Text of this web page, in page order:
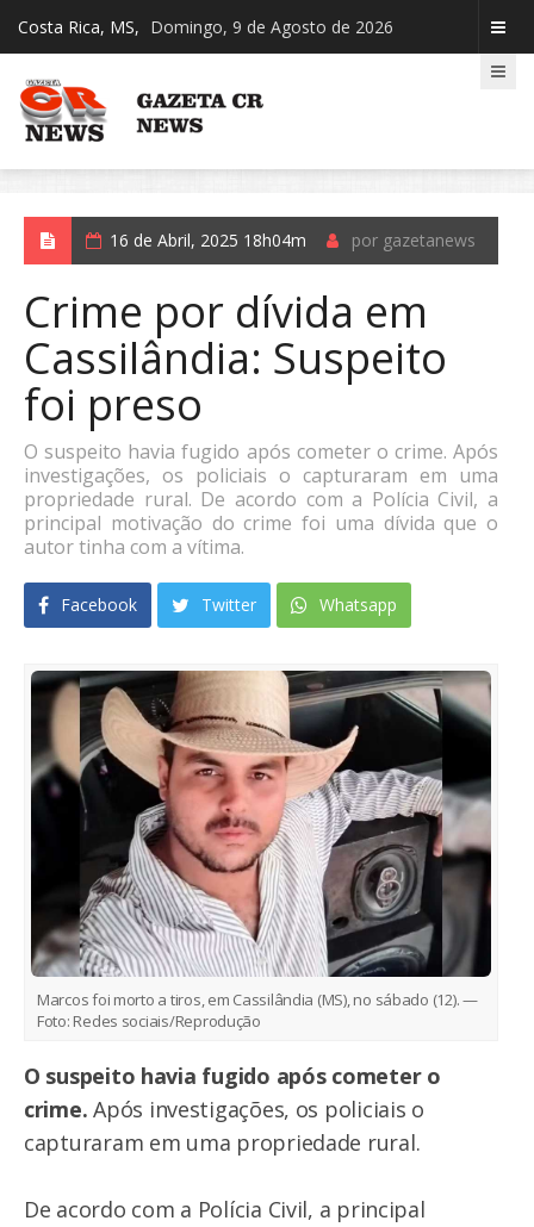
Costa Rica, MS, Domingo, 9 de Agosto de 2026
16 de Abril, 2025 18h04m por gazetanews
Crime por dívida em
Cassilândia: Suspeito
foi preso
O suspeito havia fugido após cometer o crime. Após
investigações, os policiais o capturaram em uma
propriedade rural. De acordo com a Polícia Civil, a
principal motivação do crime foi uma dívida que o
autor tinha com a vítima.
Facebook Twitter Whatsapp
Marcos foi morto a tiros, em Cassilândia (MS), no sábado (12). —
Foto: Redes sociais/Reprodução
O suspeito havia fugido após cometer o
crime. Após investigações, os policiais o
capturaram em uma propriedade rural.
De acordo com a Polícia Civil, a principal